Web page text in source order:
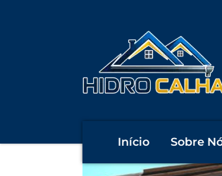
Início Sobre
precisando
obra?